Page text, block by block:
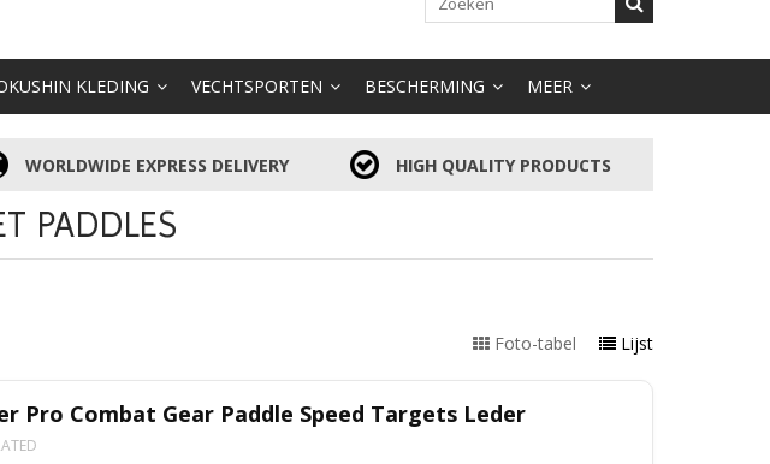
KLEDING VECHTSPORTEN BESCHERMING MEER
WORLDWIDE EXPRESS DELIVERY HIGH QUALITY PRODUCTS
PADDLES
Foto-tabel Lijst
Pro Combat Gear Paddle Speed Targets Leder